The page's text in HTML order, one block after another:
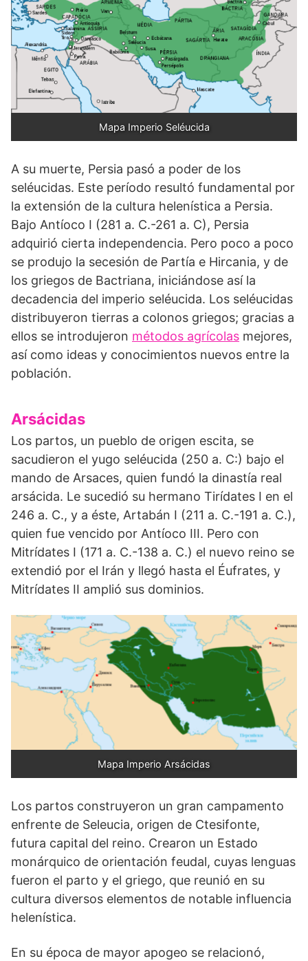
Mapa Imperio Seléucida
A su muerte, Persia pasó a poder de los
seléucidas. Este período resultó fundamental por
la extensión de la cultura helenística a Persia.
Bajo Antíoco I (281 a. C.-261 a. C), Persia
adquirió cierta independencia. Pero poco a poco
se produjo la secesión de Partía e Hircania, y de
los griegos de Bactriana, iniciándose así la
decadencia del imperio seléucida. Los seléucidas
distribuyeron tierras a colonos griegos; gracias a
ellos se introdujeron métodos agrícolas mejores,
así como ideas y conocimientos nuevos entre la
población.
Arsácidas
Los partos, un pueblo de origen escita, se
sacudieron el yugo seléucida (250 a. C:) bajo el
mando de Arsaces, quien fundó la dinastía real
arsácida. Le sucedió su hermano Tirídates I en el
246 a. C., y a éste, Artabán I (211 a. C.-191 a. C.),
quien fue vencido por Antíoco III. Pero con
Mitrídates I (171 a. C.-138 a. C.) el nuevo reino se
extendió por el Irán y llegó hasta el Éufrates, y
Mitrídates II amplió sus dominios.
Mapa Imperio Arsácidas
Los partos construyeron un gran campamento
enfrente de Seleucia, origen de Ctesifonte,
futura capital del reino. Crearon un Estado
monárquico de orientación feudal, cuyas lenguas
fueron el parto y el griego, que reunió en su
cultura diversos elementos de notable influencia
helenística.
En su época de mayor apogeo se relacionó,